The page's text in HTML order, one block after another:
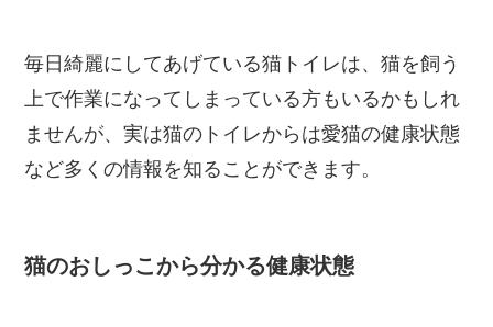
毎日綺麗にしてあげている猫トイレは、猫を飼う
上で作業になってしまっている方もいるかもしれ
ませんが、実は猫のトイレからは愛猫の健康状態
など多くの情報を知ることができます。
猫のおしっこから分かる健康状態